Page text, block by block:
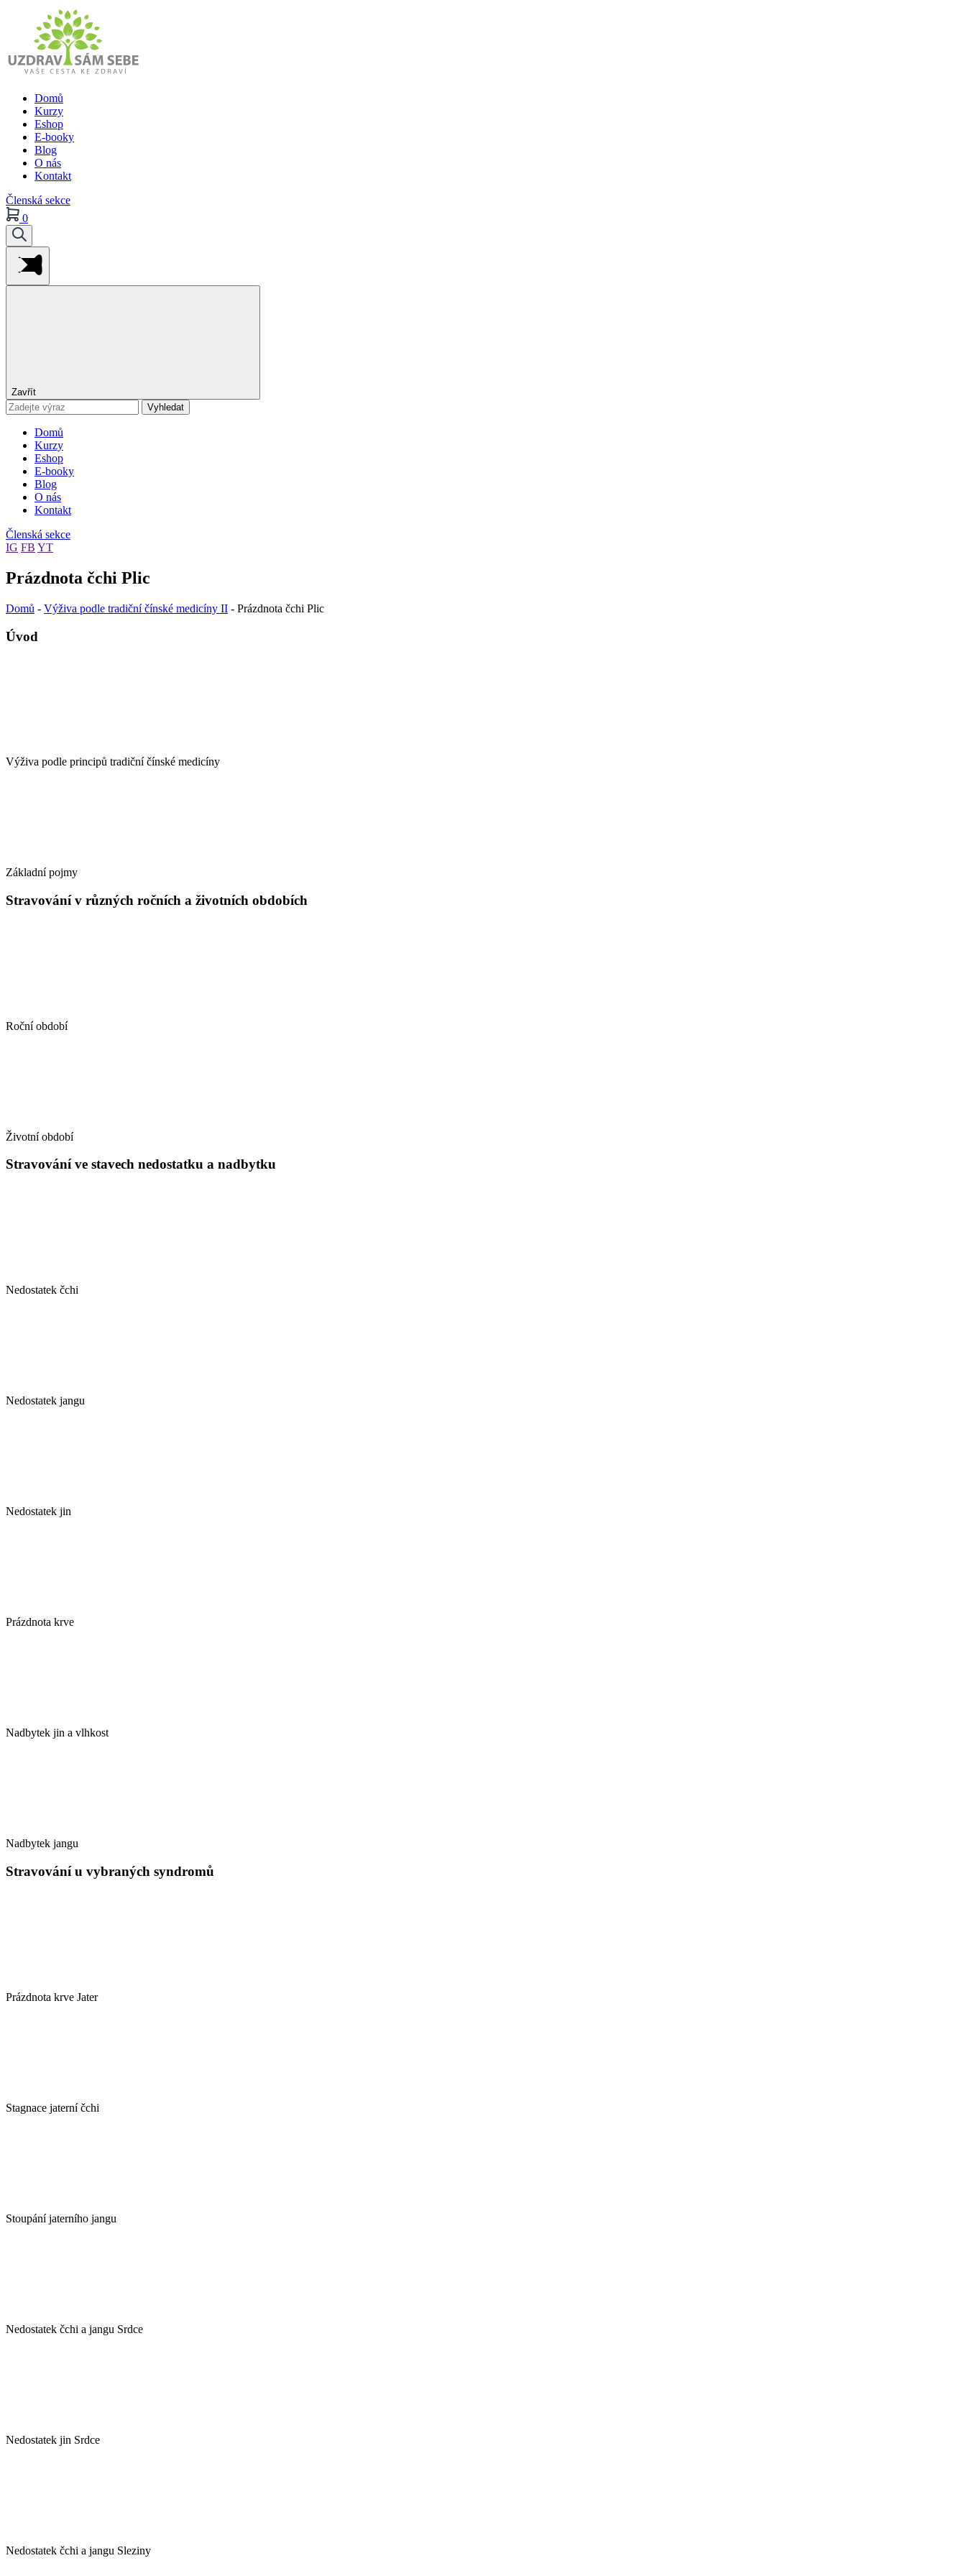
Domů
Kurzy
Eshop
E-booky
Blog
O nás
Kontakt
Členská sekce
0
Zavřít
Vyhledat
Domů
Kurzy
Eshop
E-booky
Blog
O nás
Kontakt
Členská sekce
IG FB YT
Prázdnota čchi Plic
Domů - Výživa podle tradiční čínské medicíny II - Prázdnota čchi Plic
Úvod
Výživa podle principů tradiční čínské medicíny
Základní pojmy
Stravování v různých ročních a životních obdobích
Roční období
Životní období
Stravování ve stavech nedostatku a nadbytku
Nedostatek čchi
Nedostatek jangu
Nedostatek jin
Prázdnota krve
Nadbytek jin a vlhkost
Nadbytek jangu
Stravování u vybraných syndromů
Prázdnota krve Jater
Stagnace jaterní čchi
Stoupání jaterního jangu
Nedostatek čchi a jangu Srdce
Nedostatek jin Srdce
Nedostatek čchi a jangu Sleziny